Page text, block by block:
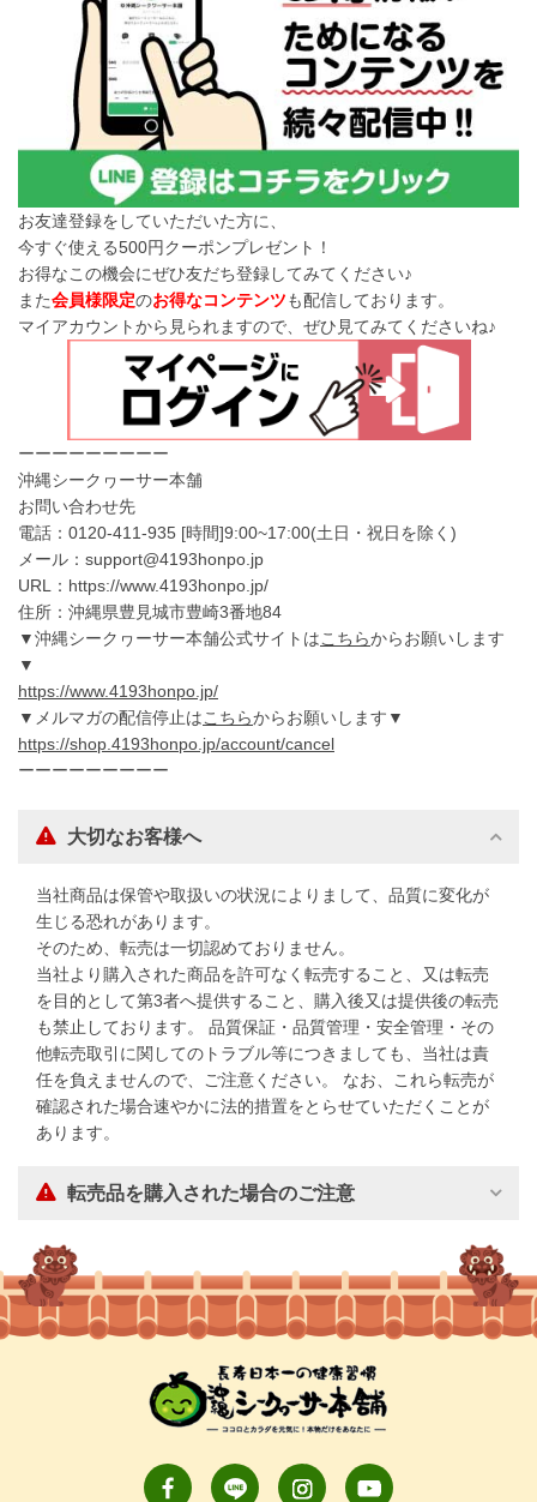
お友達登録をしていただいた方に、
今すぐ使える500円クーポンプレゼント！
お得なこの機会にぜひ友だち登録してみてください♪
また会員様限定のお得なコンテンツも配信しております。
マイアカウントから見られますので、ぜひ見てみてくださいね♪
ーーーーーーーーー
沖縄シークヮーサー本舗
お問い合わせ先
電話：0120-411-935 [時間]9:00~17:00(土日・祝日を除く)
メール：support@4193honpo.jp
URL：https://www.4193honpo.jp/
住所：沖縄県豊見城市豊崎3番地84
▼沖縄シークヮーサー本舗公式サイトはこちらからお願いします
▼
https://www.4193honpo.jp/
▼メルマガの配信停止はこちらからお願いします▼
https://shop.4193honpo.jp/account/cancel
ーーーーーーーーー
大切なお客様へ
当社商品は保管や取扱いの状況によりまして、品質に変化が
生じる恐れがあります。
そのため、転売は一切認めておりません。
当社より購入された商品を許可なく転売すること、又は転売
を目的として第3者へ提供すること、購入後又は提供後の転売
も禁止しております。 品質保証・品質管理・安全管理・その
他転売取引に関してのトラブル等につきましても、当社は責
任を負えませんので、ご注意ください。 なお、これら転売が
確認された場合速やかに法的措置をとらせていただくことが
あります。
転売品を購入された場合のご注意